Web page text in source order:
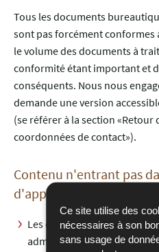
Ce site utilise des
nécessaires à son
sans usage de
Tous les documents
sont pas forcément conformes
le volume des documents à
conformité étant important et
conséquents. Nous nous
demande une version
(se référer à la section
coordonnées de contact»).
Contenu n'entrant pas
d'application de la
Les documents en
administrations tierces et